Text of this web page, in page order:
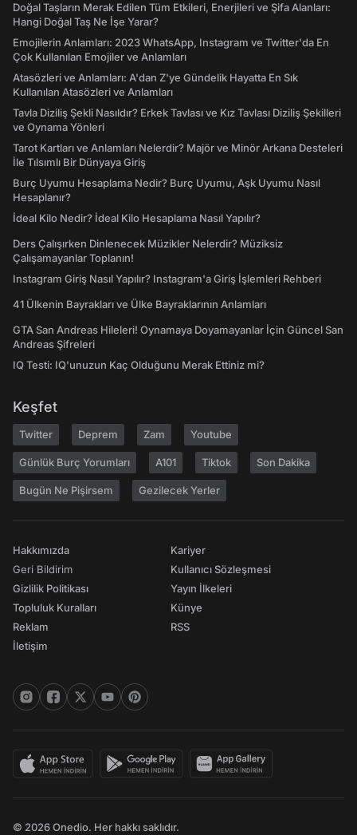
Doğal Taşların Merak Edilen Tüm Etkileri, Enerjileri ve Şifa Alanları:
Hangi Doğal Taş Ne İşe Yarar?
Emojilerin Anlamları: 2023 WhatsApp, Instagram ve Twitter'da En
Çok Kullanılan Emojiler ve Anlamları
Atasözleri ve Anlamları: A'dan Z'ye Gündelik Hayatta En Sık
Kullanılan Atasözleri ve Anlamları
Tavla Diziliş Şekli Nasıldır? Erkek Tavlası ve Kız Tavlası Diziliş Şekilleri
ve Oynama Yönleri
Tarot Kartları ve Anlamları Nelerdir? Majör ve Minör Arkana Desteleri
İle Tılsımlı Bir Dünyaya Giriş
Burç Uyumu Hesaplama Nedir? Burç Uyumu, Aşk Uyumu Nasıl
Hesaplanır?
İdeal Kilo Nedir? İdeal Kilo Hesaplama Nasıl Yapılır?
Ders Çalışırken Dinlenecek Müzikler Nelerdir? Müziksiz
Çalışamayanlar Toplanın!
Instagram Giriş Nasıl Yapılır? Instagram'a Giriş İşlemleri Rehberi
41 Ülkenin Bayrakları ve Ülke Bayraklarının Anlamları
GTA San Andreas Hileleri! Oynamaya Doyamayanlar İçin Güncel San
Andreas Şifreleri
IQ Testi: IQ'unuzun Kaç Olduğunu Merak Ettiniz mi?
Keşfet
Twitter Deprem Zam Youtube
Günlük Burç Yorumları A101 Tiktok Son Dakika
Bugün Ne Pişirsem Gezilecek Yerler
Hakkımızda
Geri Bildirim
Gizlilik Politikası
Topluluk Kuralları
Reklam
İletişim
Kariyer
Kullanıcı Sözleşmesi
Yayın İlkeleri
Künye
RSS
© 2026 Onedio. Her hakkı saklıdır.